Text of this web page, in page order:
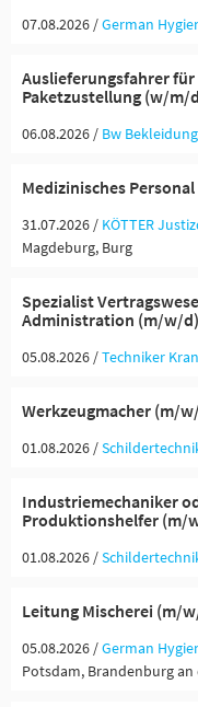
07.08.2026 /German
Auslieferungsfahrer für
Paketzustellung (w/m/
06.08.2026 / Bw
Medizinisches
31.07.2026 / KÖTTER
Magdeburg, Burg
Spezialist
Administration (m/w/d)
05.08.2026 /Techniker
Werkzeugmacher (m/
01.08.2026 /
Industriemechaniker
Produktionshelfer (m/
01.08.2026 /
Leitung Mischerei (m/
05.08.2026 /German
Potsdam, Brandenburg an